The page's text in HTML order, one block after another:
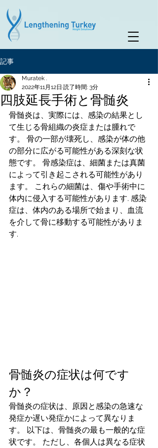
記事
四肢延長手術と骨髄炎
Muratek .
2022年11月12日 読了時間: 3分
骨髄炎は、実際には、感染の結果とし
て生じる骨組織の炎症または腫れで
す。 骨の一部が壊死し、感染が体の他
の部分に広がる可能性がある深刻な状
態です。 骨感染症は、細菌または真菌
によって引き起こされる可能性があり
ます。 これらの細菌は、傷や手術中に
体内に侵入する可能性があります. 感染
症は、体内のある場所で始まり、血流
を介して骨に移動する可能性がありま
す.
骨髄炎の症状は何です
か？
骨髄炎の症状は、原因と感染の急速な
発症か遅い発症かによって異なりま
す。 以下は、骨髄炎の最も一般的な症
状です。 ただし、各個人は異なる症状